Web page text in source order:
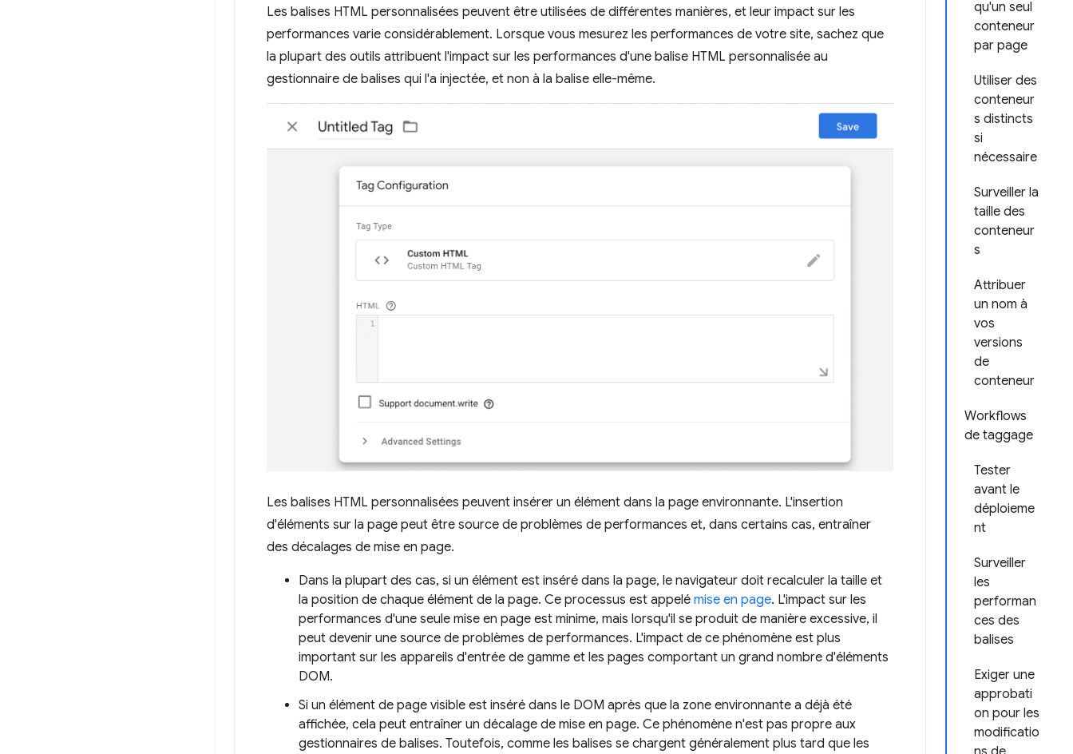
qu'un seul
conteneur
par page
Utiliser des
conteneur
s distincts
si
nécessaire
Surveiller la
taille des
conteneur
s
Attribuer
un nom à
vos
versions
de
conteneur
Workflows
de taggage
Tester
avant le
déploieme
nt
Surveiller
les
performan
ces des
balises
Exiger une
approbati
on pour les
modificatio
Les balises HTML personnalisées peuvent être utilisées de différentes manières, et leur impact sur les
performances varie considérablement. Lorsque vous mesurez les performances de votre site, sachez que
la plupart des outils attribuent l'impact sur les performances d'une balise HTML personnalisée au
gestionnaire de balises qui l'a injectée, et non à la balise elle-même.
Les balises HTML personnalisées peuvent insérer un élément dans la page environnante. L'insertion
d'éléments sur la page peut être source de problèmes de performances et, dans certains cas, entraîner
des décalages de mise en page.
Dans la plupart des cas, si un élément est inséré dans la page, le navigateur doit recalculer la taille et
la position de chaque élément de la page. Ce processus est appelé mise en page. L'impact sur les
performances d'une seule mise en page est minime, mais lorsqu'il se produit de manière excessive, il
peut devenir une source de problèmes de performances. L'impact de ce phénomène est plus
important sur les appareils d'entrée de gamme et les pages comportant un grand nombre d'éléments
DOM.
Si un élément de page visible est inséré dans le DOM après que la zone environnante a déjà été
affichée, cela peut entraîner un décalage de mise en page. Ce phénomène n'est pas propre aux
gestionnaires de balises. Toutefois, comme les balises se chargent généralement plus tard que les